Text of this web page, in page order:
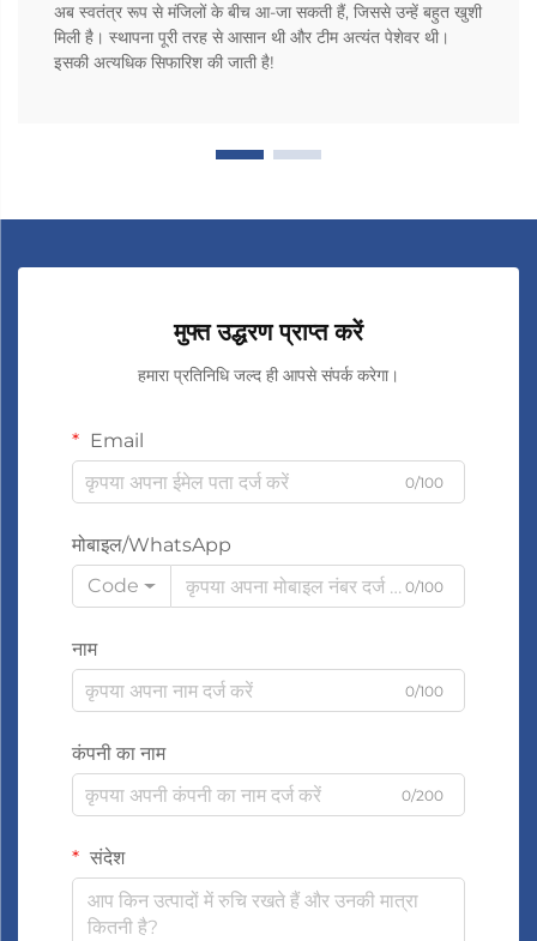
अब स्वतंत्र रूप से मंजिलों के बीच आ-जा सकती हैं, जिससे उन्हें बहुत खुशी
मिली है। स्थापना पूरी तरह से आसान थी और टीम अत्यंत पेशेवर थी।
इसकी अत्यधिक सिफारिश की जाती है!
मुफ्त उद्धरण प्राप्त करें
हमारा प्रतिनिधि जल्द ही आपसे संपर्क करेगा।
Email
0/100
मोबाइल/WhatsApp
Code
0/100
नाम
0/100
कंपनी का नाम
0/200
संदेश